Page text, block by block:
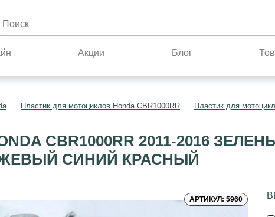
Акции Блог
Пластик для мотоциклов Honda CBR1000RR Пластик для
CBR1000RR 2011-2016
СИНИЙ КРАСНЫЙ
АРТИКУЛ: 5960